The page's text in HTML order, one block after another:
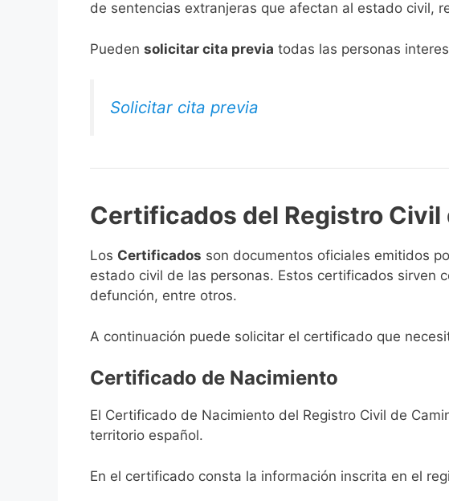
de sentencias extranjeras que afectan al estado civil,
​Pueden solicitar cita previa todas las personas
Solicitar cita previa
Certificados del Registro Civil
Los Certificados son documentos oficiales emitidos
estado civil de las personas. Estos certificados sirven
defunción, entre otros.
A continuación puede solicitar el certificado que
Certificado de Nacimiento
El Certificado de Nacimiento del Registro Civil de
territorio español.
En el certificado consta la información inscrita en el